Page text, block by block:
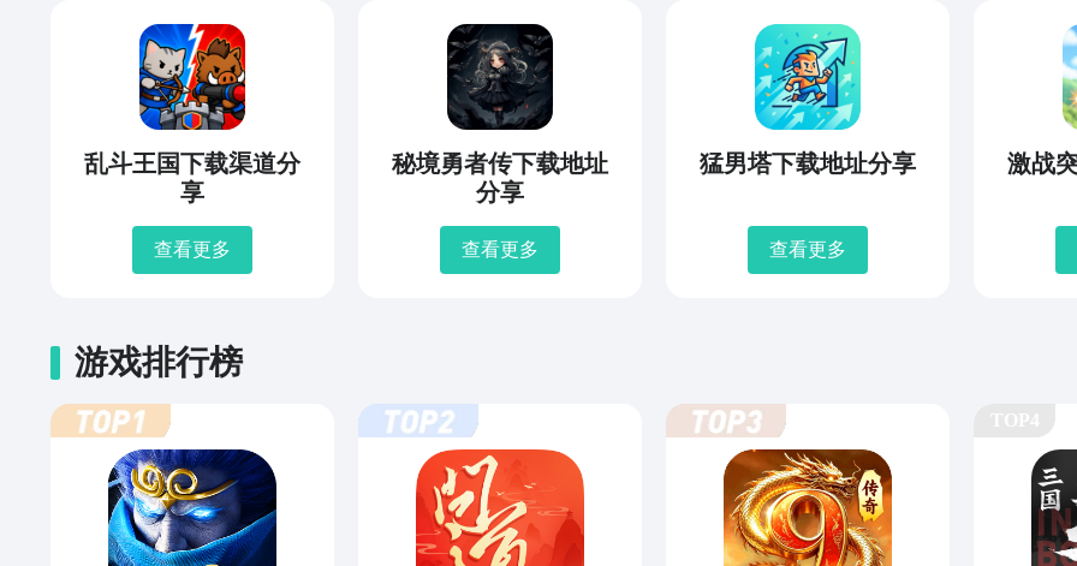
乱斗王国下载渠道分
享
查看更多
秘境勇者传下载地址
分享
查看更多
猛男塔下载地址分享
查看更多
激战
游戏排行榜